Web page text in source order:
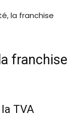
la franchise
franchise
TVA